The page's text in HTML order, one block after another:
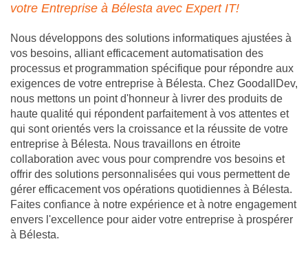
votre Entreprise à Bélesta avec Expert IT!
Nous développons des solutions informatiques ajustées à
vos besoins, alliant efficacement automatisation des
processus et programmation spécifique pour répondre aux
exigences de votre entreprise à Bélesta. Chez GoodallDev,
nous mettons un point d'honneur à livrer des produits de
haute qualité qui répondent parfaitement à vos attentes et
qui sont orientés vers la croissance et la réussite de votre
entreprise à Bélesta. Nous travaillons en étroite
collaboration avec vous pour comprendre vos besoins et
offrir des solutions personnalisées qui vous permettent de
gérer efficacement vos opérations quotidiennes à Bélesta.
Faites confiance à notre expérience et à notre engagement
envers l'excellence pour aider votre entreprise à prospérer
à Bélesta.